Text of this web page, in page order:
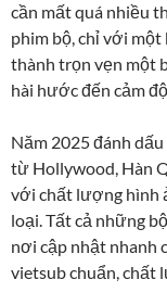
cần mất quá nhiều
phim bộ, chỉ với
thành trọn vẹn một
hài hước đến cảm
Năm 2025 đánh
từ Hollywood, Hàn
với chất lượng hình
loại. Tất cả những
nơi cập nhật nhanh
vietsub chuẩn, chất